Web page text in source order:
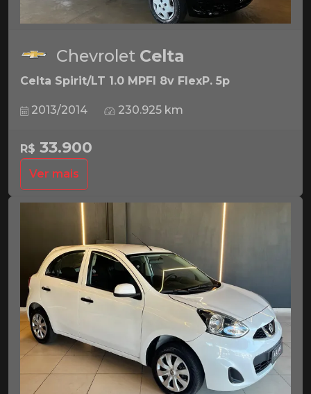
Chevrolet Celta
Celta Spirit/LT 1.0 MPFI 8v FlexP. 5p
2013/2014 230.925 km
R$ 33.900
Ver mais